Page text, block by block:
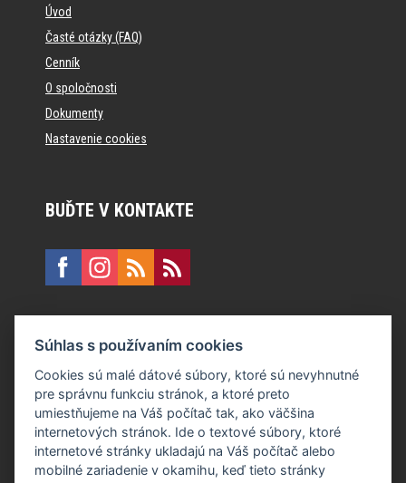
Úvod
Časté otázky (FAQ)
Cenník
O spoločnosti
Dokumenty
Nastavenie cookies
BUĎTE V KONTAKTE
E:recepcia@formfactory.sk
Form Factory Slovakia s.r.o., Ružová dolina 480/6, 821 08
Bratislava
Za publikovaný obsah sú zodpovední jednotliví autori.
Súhlas s používaním cookies
Cookies sú malé dátové súbory, ktoré sú nevyhnutné
pre správnu funkciu stránok, a ktoré preto
umiestňujeme na Váš počítač tak, ako väčšina
internetových stránok. Ide o textové súbory, ktoré
internetové stránky ukladajú na Váš počítač alebo
mobilné zariadenie v okamihu, keď tieto stránky